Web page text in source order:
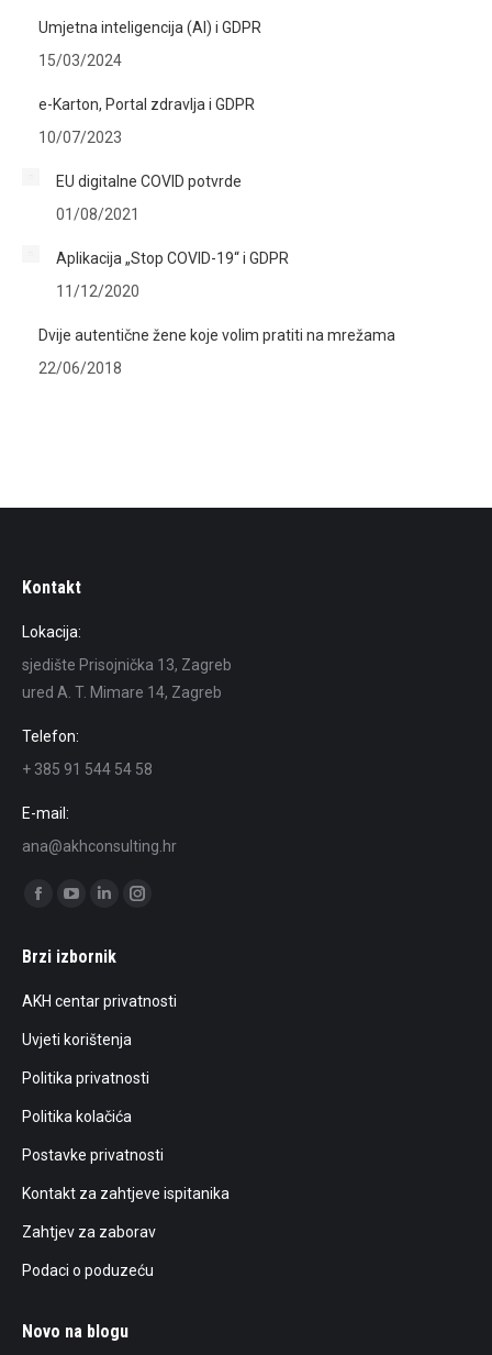
Umjetna inteligencija (AI) i GDPR
15/03/2024
e-Karton, Portal zdravlja i GDPR
10/07/2023
EU digitalne COVID potvrde
01/08/2021
Aplikacija „Stop COVID-19“ i GDPR
11/12/2020
Dvije autentične žene koje volim pratiti na mrežama
22/06/2018
Kontakt
Lokacija:
sjedište Prisojnička 13, Zagreb
ured A. T. Mimare 14, Zagreb
Telefon:
+ 385 91 544 54 58
E-mail:
ana@akhconsulting.hr
Find us on:
Facebook
opens
in
window
YouTube
opens
in
window
Linkedin
opens
window
Instagram
in
Brzi izbornik
AKH centar privatnosti
Uvjeti korištenja
Politika privatnosti
Politika kolačića
Postavke privatnosti
Kontakt za zahtjeve ispitanika
Zahtjev za zaborav
Podaci o poduzeću
Novo na blogu